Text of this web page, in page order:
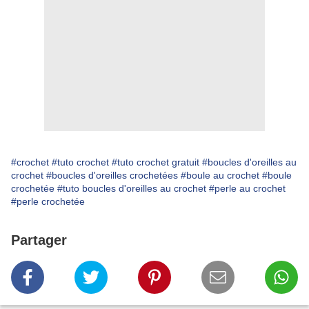
#crochet #tuto crochet #tuto crochet gratuit #boucles d'oreilles au
crochet #boucles d'oreilles crochetées #boule au crochet #boule
crochetée #tuto boucles d'oreilles au crochet #perle au crochet
#perle crochetée
Partager